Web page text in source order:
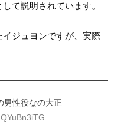
して説明されています。
ジュヨンですが、実際
男性役なの大正